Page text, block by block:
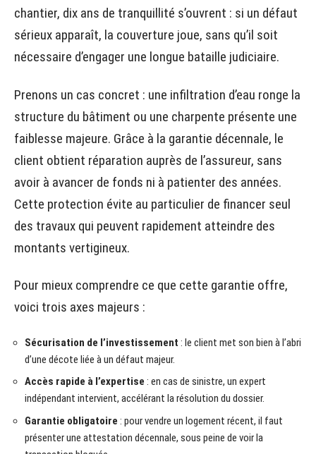
chantier, dix ans de tranquillité s’ouvrent : si un défaut
sérieux apparaît, la couverture joue, sans qu’il soit
nécessaire d’engager une longue bataille judiciaire.
Prenons un cas concret : une infiltration d’eau ronge la
structure du bâtiment ou une charpente présente une
faiblesse majeure. Grâce à la garantie décennale, le
client obtient réparation auprès de l’assureur, sans
avoir à avancer de fonds ni à patienter des années.
Cette protection évite au particulier de financer seul
des travaux qui peuvent rapidement atteindre des
montants vertigineux.
Pour mieux comprendre ce que cette garantie offre,
voici trois axes majeurs :
Sécurisation de l’investissement : le client met son bien à l’abri
d’une décote liée à un défaut majeur.
Accès rapide à l’expertise : en cas de sinistre, un expert
indépendant intervient, accélérant la résolution du dossier.
Garantie obligatoire : pour vendre un logement récent, il faut
présenter une attestation décennale, sous peine de voir la